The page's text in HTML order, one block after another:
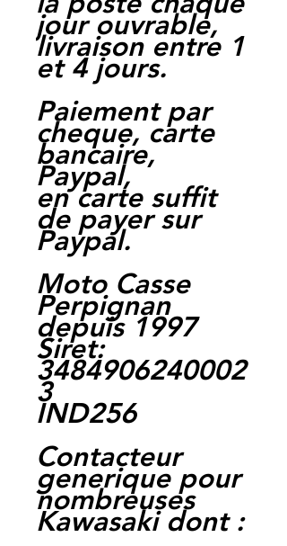
jour ouvrable,
livraison entre 1
et 4 jours.
Paiement par
cheque, carte
bancaire,
Paypal,
en carte suffit
de payer sur
Paypal.
Moto Casse
Perpignan
depuis 1997
Siret:
3484906240002
3
IND256
Contacteur
generique pour
nombreuses
Kawasaki dont :